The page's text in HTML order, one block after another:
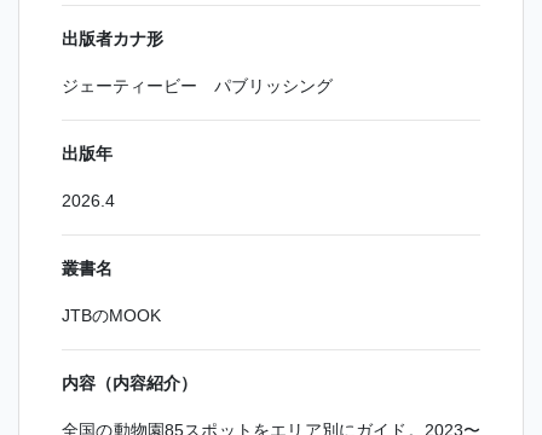
出版者カナ形
ジェーティービー パブリッシング
出版年
2026.4
叢書名
JTBのMOOK
内容（内容紹介）
全国の動物園85スポットをエリア別にガイド。2023〜